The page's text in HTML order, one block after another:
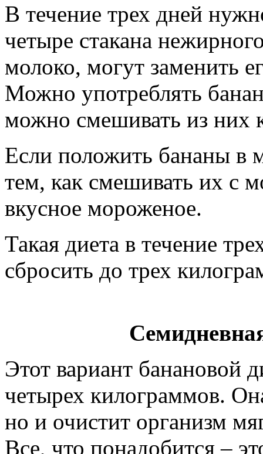
В течение трех дней
четыре стакана
молоко, могут заменить
Можно употреблять
можно смешивать из них
Если положить бананы в
тем, как смешивать их с
вкусное мороженое.
Такая диета в течение
сбросить до трех
Этот вариант банановой
четырех килограммов.
но и очистит организм
Все, что понадобится –